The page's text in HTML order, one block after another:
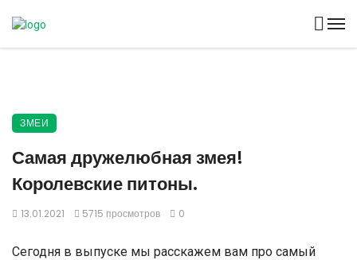
ЗМЕИ
Самая дружелюбная змея!
Королевские питоны.
13.01.2021 5715 просмотров 0
Сегодня в выпуске мы расскажем вам про самый